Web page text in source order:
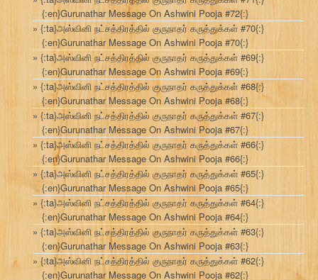
{:en}Gurunathar Message On Ashwini Pooja #72{:}
{:ta}அஸ்வினி நட்சத்திரத்தில் குருநாதர் கருத்துக்கள் #70{:}
{:en}Gurunathar Message On Ashwini Pooja #70{:}
{:ta}அஸ்வினி நட்சத்திரத்தில் குருநாதர் கருத்துக்கள் #69{:}
{:en}Gurunathar Message On Ashwini Pooja #69{:}
{:ta}அஸ்வினி நட்சத்திரத்தில் குருநாதர் கருத்துக்கள் #68{:}
{:en}Gurunathar Message On Ashwini Pooja #68{:}
{:ta}அஸ்வினி நட்சத்திரத்தில் குருநாதர் கருத்துக்கள் #67{:}
{:en}Gurunathar Message On Ashwini Pooja #67{:}
{:ta}அஸ்வினி நட்சத்திரத்தில் குருநாதர் கருத்துக்கள் #66{:}
{:en}Gurunathar Message On Ashwini Pooja #66{:}
{:ta}அஸ்வினி நட்சத்திரத்தில் குருநாதர் கருத்துக்கள் #65{:}
{:en}Gurunathar Message On Ashwini Pooja #65{:}
{:ta}அஸ்வினி நட்சத்திரத்தில் குருநாதர் கருத்துக்கள் #64{:}
{:en}Gurunathar Message On Ashwini Pooja #64{:}
{:ta}அஸ்வினி நட்சத்திரத்தில் குருநாதர் கருத்துக்கள் #63{:}
{:en}Gurunathar Message On Ashwini Pooja #63{:}
{:ta}அஸ்வினி நட்சத்திரத்தில் குருநாதர் கருத்துக்கள் #62{:}
{:en}Gurunathar Message On Ashwini Pooja #62{:}